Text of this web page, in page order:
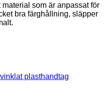
som är anpassat för
bra färghållning, släpper